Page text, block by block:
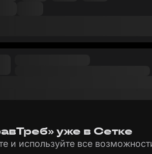
уже в Сетке
и используйте все